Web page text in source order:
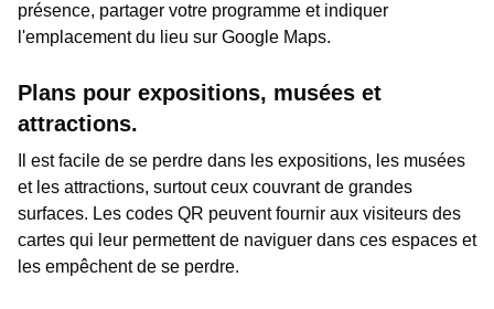
présence, partager votre programme et indiquer
l'emplacement du lieu sur Google Maps.
Plans pour expositions, musées et
attractions.
Il est facile de se perdre dans les expositions, les musées
et les attractions, surtout ceux couvrant de grandes
surfaces. Les codes QR peuvent fournir aux visiteurs des
cartes qui leur permettent de naviguer dans ces espaces et
les empêchent de se perdre.